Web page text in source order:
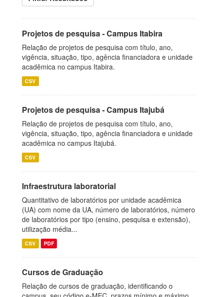
Projetos de pesquisa - Campus Itabira
Relação de projetos de pesquisa com título, ano,
vigência, situação, tipo, agência financiadora e unidade
acadêmica no campus Itabira.
CSV
Projetos de pesquisa - Campus Itajubá
Relação de projetos de pesquisa com título, ano,
vigência, situação, tipo, agência financiadora e unidade
acadêmica no campus Itajubá.
CSV
Infraestrutura laboratorial
Quantitativo de laboratórios por unidade acadêmica
(UA) com nome da UA, número de laboratórios, número
de laboratórios por tipo (ensino, pesquisa e extensão),
utilização média...
CSV PDF
Cursos de Graduação
Relação de cursos de graduação, identificando o